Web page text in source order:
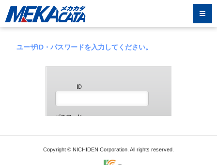
ユーザID・パスワードを入力してください。
Copyright © NICHIDEN Corporation. All rights reserved.